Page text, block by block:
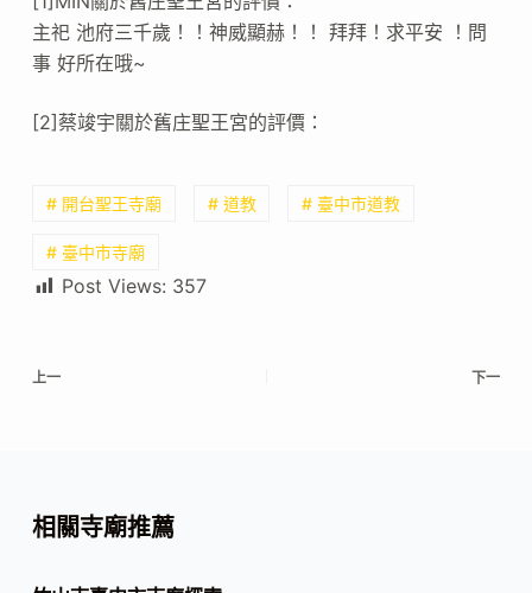
主祀 池府三千歲！！神威顯赫！！ 拜拜！求平安 ！問
事 好所在哦~
[2]蔡竣宇關於舊庄聖王宮的評價：
# 開台聖王寺廟 # 道教 # 臺中市道教
# 臺中市寺廟
Post Views: 357
上一 下一
相關寺廟推薦